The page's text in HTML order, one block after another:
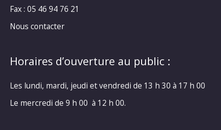
Fax : 05 46 94 76 21
Nous contacter
Horaires d’ouverture au public :
Les lundi, mardi, jeudi et vendredi de 13 h 30 à 17 h 00
Le mercredi de 9 h 00 à 12 h 00.